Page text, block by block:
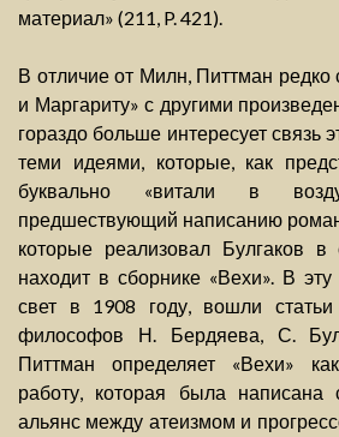
материал» (211, P. 421).
В отличие от Милн, Питтман редко
и Маргариту» с другими
гораздо больше интересует связь
теми идеями, которые, как
буквально «витали в
предшествующий написанию
которые реализовал Булгаков
находит в сборнике «Вехи». В
свет в 1908 году, вошли статьи
философов Н. Бердяева, С.
Питтман определяет «Вехи»
работу, которая была написана
альянс между атеизмом и